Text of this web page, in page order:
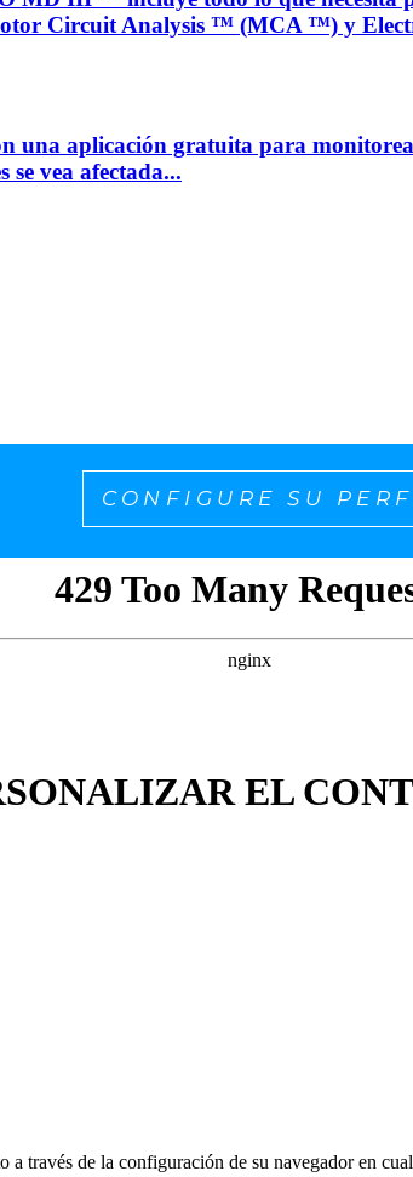
Circuit Analysis ™ (MCA ™) y
una aplicación gratuita para
se vea afectada...
CONFIGURE SU
EL
través de la configuración de su navegador en